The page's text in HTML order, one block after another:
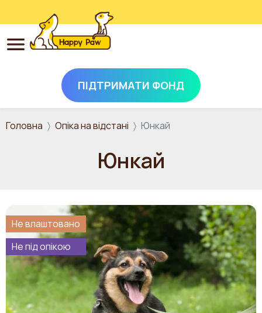
Перейти до основного вмісту
ПІДТРИМАТИ ФОНД
Головна Опіка на відстані Юнкай
Юнкай
Не влаштовано
Не під опікою